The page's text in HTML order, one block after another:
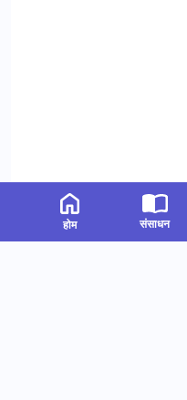
होम संसाधन